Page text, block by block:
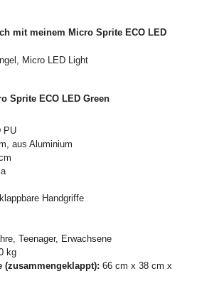
mit meinem Micro Sprite ECO LED
Micro LED Light
Sprite ECO LED Green
PU
aus Aluminium
Handgriffe
Teenager, Erwachsene
kg
(zusammengeklappt): 66 cm x 38 cm x